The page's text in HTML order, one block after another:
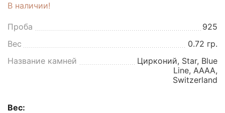
В наличии!
Проба
925
Вес
0.72 гр.
Название камней
Цирконий, Star, Blue
Line, AAAA,
Switzerland
Вес: